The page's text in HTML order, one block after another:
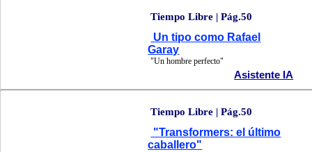
Tiempo Libre | Pág.50
Un tipo como Rafael
Garay
"Un hombre perfecto"
Asistente IA
Tiempo Libre | Pág.50
"Transformers: el último
caballero"